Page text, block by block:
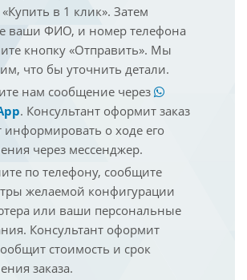
в 1 клик». Затем
ваши ФИО, и номер телефона
кнопку «Отправить». Мы
что бы уточнить детали.
нам сообщение через
. Консультант оформит заказ
информировать о ходе его
через мессенджер.
по телефону, сообщите
желаемой конфигурации
или ваши персональные
Консультант оформит
стоимость и срок
заказа.